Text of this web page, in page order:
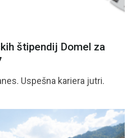
štipendij Domel za
Uspešna kariera jutri.